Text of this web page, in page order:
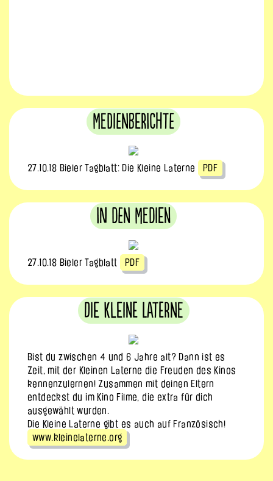
Medienberichte
27.10.18 Bieler Tagblatt: Die Kleine Laterne PDF
In den Medien
27.10.18 Bieler Tagblatt PDF
Die Kleine Laterne
Bist du zwischen 4 und 6 Jahre alt? Dann ist es
Zeit, mit der Kleinen Laterne die Freuden des Kinos
kennenzulernen! Zusammen mit deinen Eltern
entdeckst du im Kino Filme, die extra für dich
ausgewählt wurden.
Die Kleine Laterne gibt es auch auf Französisch!
www.kleinelaterne.org